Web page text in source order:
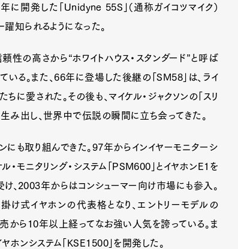
開発した「Unidyne 55S」（通称ガイコツマイク）
躍知られるようになった。
性の高さから“ホワイトハウス・スタンダード”と呼ば
る。また、66年に登場した後継の「SM58」は、ライ
に愛された。その後も、マイケル・ジャクソンの「スリ
み出し、世界中で伝説の瞬間に立ち会ってきた。
も取り組んできた。97年からインイヤーモニターシ
・モニタリング・システム「PSM600」とイヤホンE1を
、2003年からはコンシューマー向け市場にも参入。
け式イヤホンの代表格となり、エントリーモデルの
売から10年以上経ってなお強い人気を誇っている。ま
ンシステム「KSE1500」を開発した。